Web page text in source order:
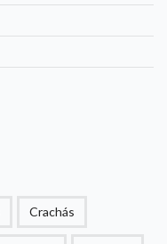
Crachás